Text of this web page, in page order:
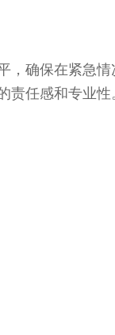
，确保在紧急
任感和专业性